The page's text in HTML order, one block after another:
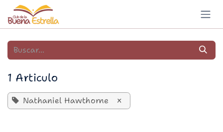
Ir al contenido
1 Articulo
Nathaniel Hawthorne ×